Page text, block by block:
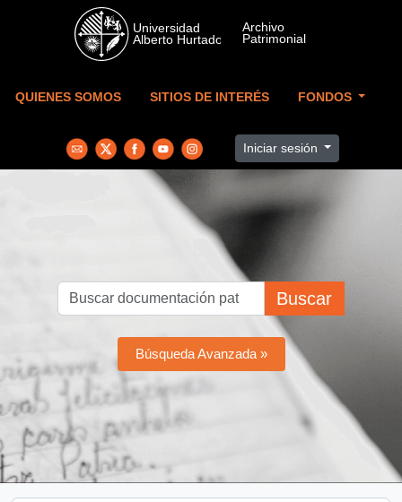
Skip to main content
QUIENES SOMOS SITIOS DE INTERÉS FONDOS
Iniciar sesión
Buscar
Búsqueda Avanzada »